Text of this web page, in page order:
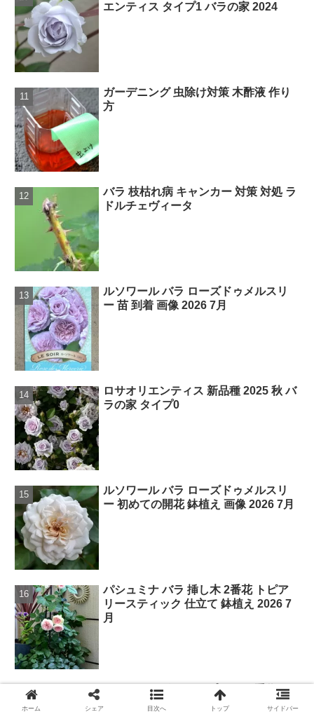
エンティス タイプ1 バラの家 2024
ガーデニング 虫除け対策 木酢液 作り
方
バラ 枝枯れ病 キャンカー 対策 対処 ラ
ドルチェヴィータ
ルソワール バラ ローズドゥメルスリ
ー 苗 到着 画像 2026 7月
ロサオリエンティス 新品種 2025 秋 バ
ラの家 タイプ0
ルソワール バラ ローズドゥメルスリ
ー 初めての開花 鉢植え 画像 2026 7月
パシュミナ バラ 挿し木 2番花 トピア
リースティック 仕立て 鉢植え 2026 7
月
ガーデニング ネームプレート 手作り
ホーム シェア 目次へ トップ サイドバー